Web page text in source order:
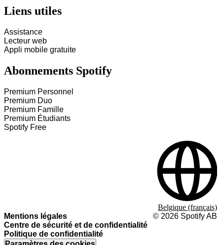
Liens utiles
Assistance
Lecteur web
Appli mobile gratuite
Abonnements Spotify
Premium Personnel
Premium Duo
Premium Famille
Premium Étudiants
Spotify Free
Mentions légales
Centre de sécurité et de confidentialité
Politique de confidentialité
© 2026 Spotify AB
Belgique (français)